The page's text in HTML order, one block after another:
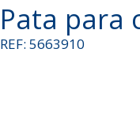
Pata para
REF: 5663910